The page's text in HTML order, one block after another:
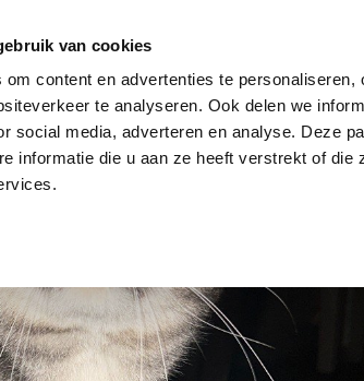
van cookies
om content en advertenties te
te analyseren. Ook delen we
social media, adverteren en analyse. Deze
informatie die u aan ze heeft verstrekt of die
huisdier Hoe werkt het?